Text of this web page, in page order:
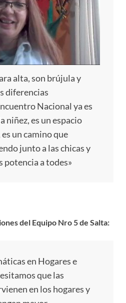
alta, son brújula y
diferencias
Nacional ya es
niñez, es un espacio
un camino que
junto a las chicas y
potencia a todes»
del Equipo Nro 5 de Salta:
en Hogares e
que las
en los hogares y